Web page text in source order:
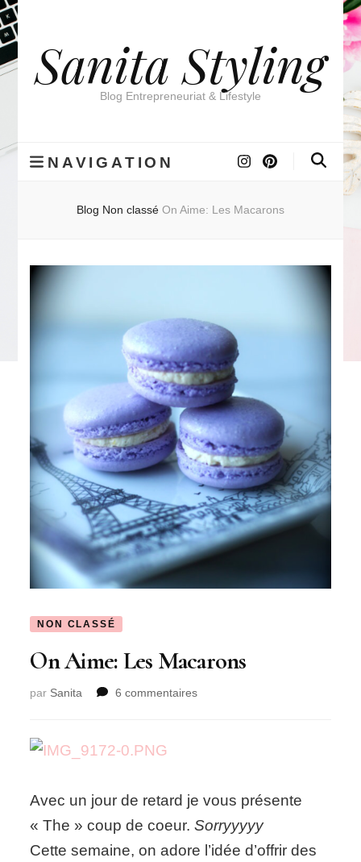
Sanita Styling
Blog Entrepreneuriat & Lifestyle
NAVIGATION
Blog Non classé On Aime: Les Macarons
NON CLASSÉ
On Aime: Les Macarons
par Sanita 6 commentairessur
Avec un jour de retard je vous présente
« The » coup de coeur.Sorryyyyy
Cette semaine, on adore l’idée d’offrir des